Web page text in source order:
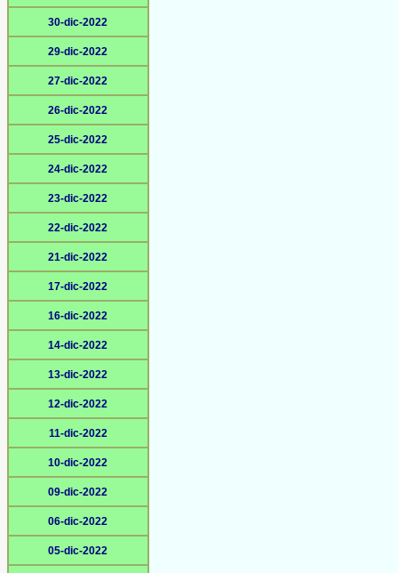
30-dic-2022
29-dic-2022
27-dic-2022
26-dic-2022
25-dic-2022
24-dic-2022
23-dic-2022
22-dic-2022
21-dic-2022
17-dic-2022
16-dic-2022
14-dic-2022
13-dic-2022
12-dic-2022
11-dic-2022
10-dic-2022
09-dic-2022
06-dic-2022
05-dic-2022